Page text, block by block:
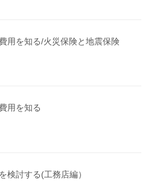
用を知る/火災保険と地震保険
用を知る
検討する(工務店編）